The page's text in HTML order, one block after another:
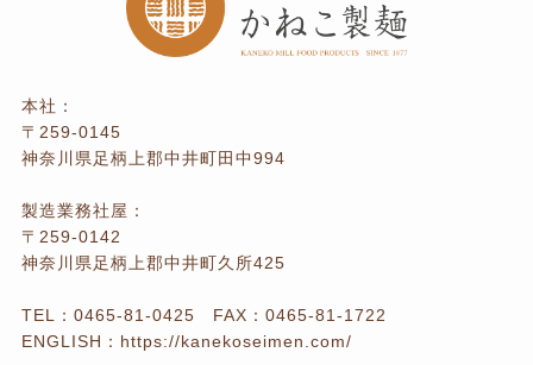
本社：
〒259-0145
神奈川県足柄上郡中井町田中994
製造業務社屋：
〒259-0142
神奈川県足柄上郡中井町久所425
TEL： 0465-81-0425 FAX：0465-81-1722
ENGLISH： https://kanekoseimen.com/